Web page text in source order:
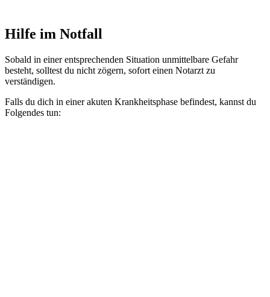
Hilfe im Notfall
Sobald in einer entsprechenden Situation unmittelbare Gefahr
besteht, solltest du nicht zögern, sofort einen Notarzt zu
verständigen.
Falls du dich in einer akuten Krankheitsphase befindest, kannst du
Folgendes tun: